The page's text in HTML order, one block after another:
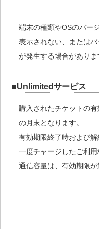
端末の種類やOSのバー
表示されない、または
が発生する場合がありま
■Unlimitedサービス
購入されたチケットの
の月末となります。
有効期限終了時および解
一度チャージしたご利用
通信容量は、有効期限が